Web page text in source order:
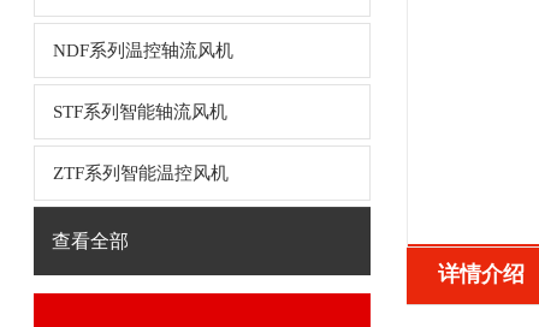
NDF系列温控轴流风机
STF系列智能轴流风机
ZTF系列智能温控风机
查看全部
详情介绍